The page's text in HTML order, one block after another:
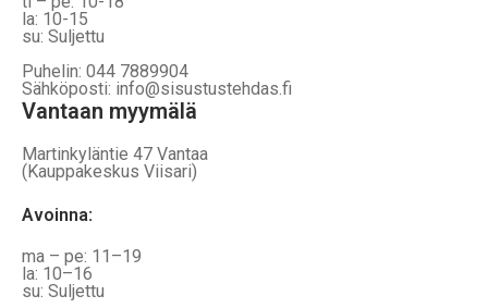
la: 10-15
su: Suljettu
Puhelin: 044 7889904
Sähköposti: info@sisustustehdas.fi
Vantaan myymälä
Martinkyläntie 47 Vantaa
(Kauppakeskus Viisari)
Avoinna:
ma – pe: 11–19
la: 10–16
su: Suljettu